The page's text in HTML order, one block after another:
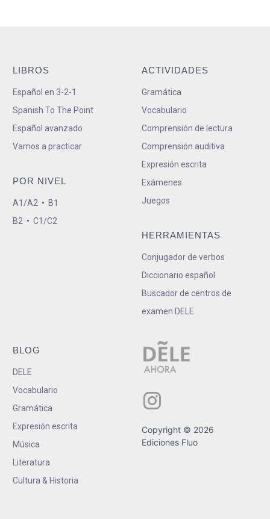
LIBROS
Español en 3-2-1
Spanish To The Point
Español avanzado
Vamos a practicar
POR NIVEL
A1/A2 • B1
B2 • C1/C2
ACTIVIDADES
Gramática
Vocabulario
Comprensión de lectura
Comprensión auditiva
Expresión escrita
Exámenes
Juegos
HERRAMIENTAS
Conjugador de verbos
Diccionario español
Buscador de centros de
examen DELE
BLOG
DELE
Vocabulario
Gramática
Expresión escrita
Música
Literatura
Cultura & Historia
Copyright © 2026
Ediciones Fluo